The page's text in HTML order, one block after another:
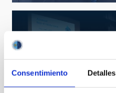
Consentimiento Detalles